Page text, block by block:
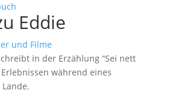
Eddie
und Filme
in der Erzäh­lung “Sei nett
während eines